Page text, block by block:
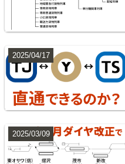
7
2025/04/17
2025/03/09